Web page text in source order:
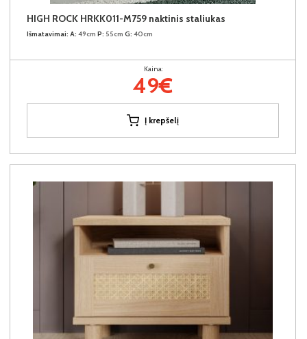
HIGH ROCK HRKK011-M759 naktinis staliukas
Išmatavimai: A: 49cm P: 55cm G: 40cm
Kaina:
49€
Į krepšelį